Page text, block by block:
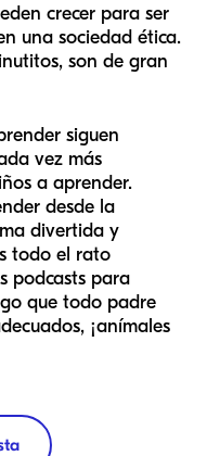
crecer para ser
una sociedad ética.
son de gran
siguen
vez más
a aprender.
desde la
divertida y
todo el rato
podcasts para
que todo padre
¡anímales